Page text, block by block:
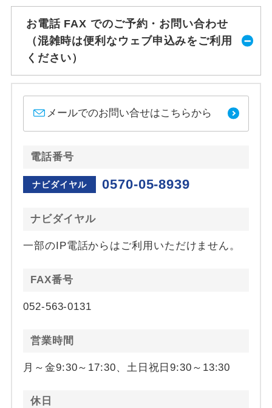
お電話 FAX でのご予約・お問い合わせ
（混雑時は便利なウェブ申込みをご利用
ください）
メールでのお問い合せはこちらから
電話番号
ナビダイヤル 0570-05-8939
ナビダイヤル
一部のIP電話からはご利用いただけません。
FAX番号
052-563-0131
営業時間
月～金9:30～17:30、土日祝日9:30～13:30
休日